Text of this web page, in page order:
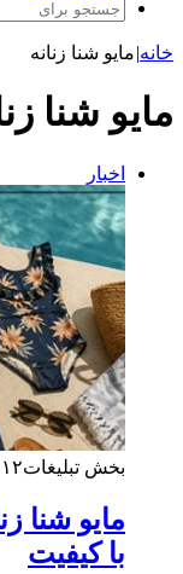
خانه|مایو شنا زنانه
مایو شنا
اخبار
بخش تبلیغات۱۲ خرداد, ۱۴۰۵
مایو شنا
با کیفیت